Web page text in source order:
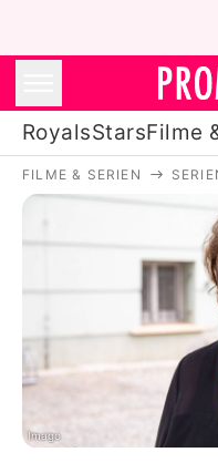
RoyalsStarsFilme
FILME & SERIEN
Imago